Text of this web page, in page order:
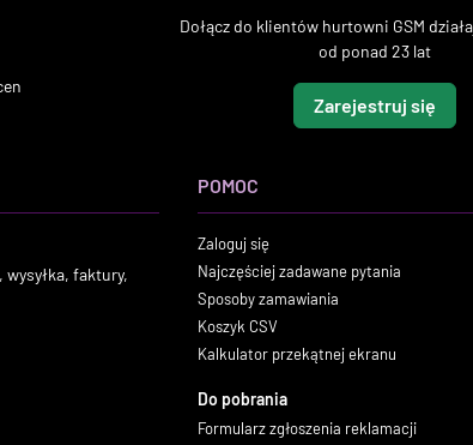
Dołącz do klientów hurtowni GSM
od ponad 23 lat
Zarejestruj się
faktury,
POMOC
Zaloguj się
Najczęściej zadawane pytania
Sposoby zamawiania
Koszyk CSV
Kalkulator przekątnej ekranu
Do pobrania
Formularz zgłoszenia reklamacji